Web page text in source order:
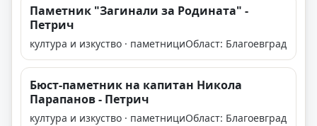
Паметник "Загинали за Родината" -
Петрич
култура и изкуство · паметнициОбласт: Благоевград
Бюст-паметник на капитан Никола
Парапанов - Петрич
култура и изкуство · паметнициОбласт: Благоевград